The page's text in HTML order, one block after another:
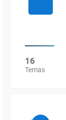
16
Temas